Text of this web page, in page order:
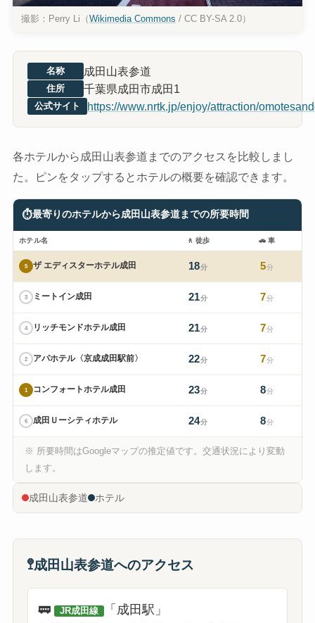
撮影：Perry Li（Wikimedia Commons / CC BY-SA 2.0）
名称 成田山表参道
住所 千葉県成田市成田1
公式サイト https://www.nrtk.jp/enjoy/attraction/
各ホテルから成田山表参道までのアクセスを比較しまし
た。ピンをタップするとホテルの概要を確認できます。
⏱最寄りのホテルから成田山表参道までの所要時間
ホテル名 🚶 徒歩 🚗 車
5 ザ エディスターホテル成田 18分 5分
3 ミートイン成田 21分 7分
4 リッチモンドホテル成田 21分 7分
2 アパホテル〈京成成田駅前〉 22分 7分
1 コンフォートホテル成田 23分 8分
6 成田Ｕーシティホテル 24分 8分
※ 所要時間はGoogleマップの推定値です。交通状況により変動
します。
1
2 4
成田山表参道 ホテル
🚏成田山表参道へのアクセス
🚃 JR成田線 「成田駅」